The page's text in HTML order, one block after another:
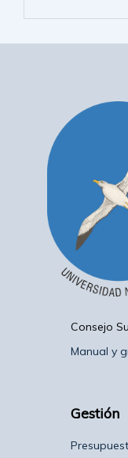
Consejo
Manual y
Gestión